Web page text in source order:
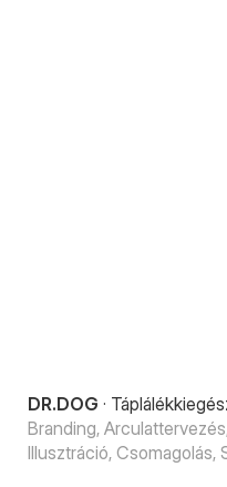
DR.DOG ·
Branding,
Illusztráció, Csomagolás,